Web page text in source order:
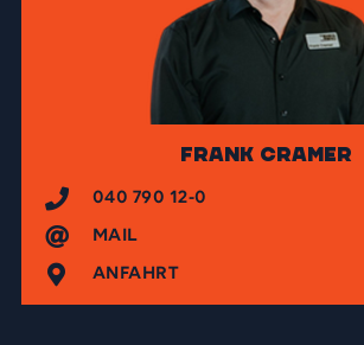
Frank Cramer
040 790 12-0
MAIL
ANFAHRT